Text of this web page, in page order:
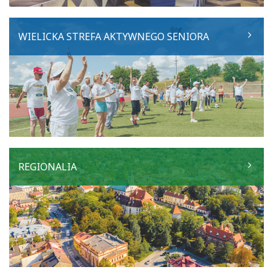
WIELICKA STREFA AKTYWNEGO SENIORA
REGIONALIA